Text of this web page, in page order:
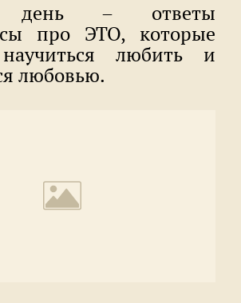
день – ответы
про ЭТО, которые
любить и
любовью.